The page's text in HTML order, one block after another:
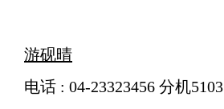
游砚晴
电话 : 04-23323456 分机5103